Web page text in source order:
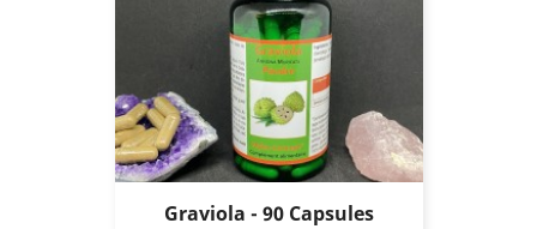
Graviola - 90 Capsules